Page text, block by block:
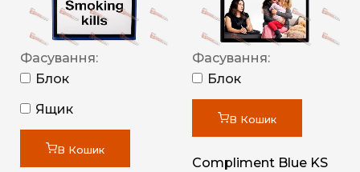
Фасування:
Блок
Ящик
В Кошик
Фасування:
Блок
В Кошик
Compliment Blue KS